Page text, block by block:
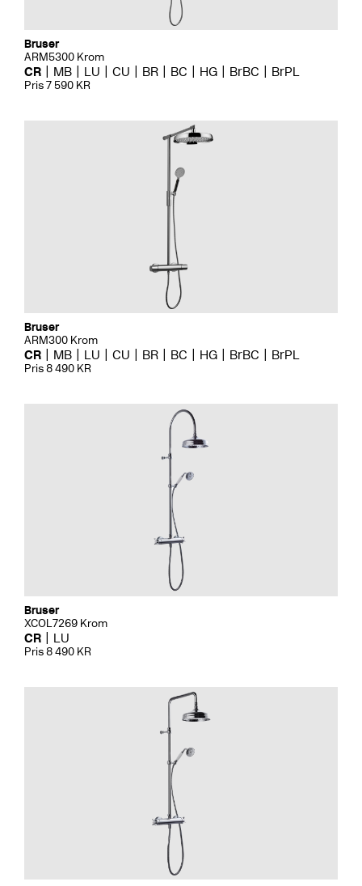
Bruser
ARM5300 Krom
CR MB LU CU BR BC HG BrBC BrPL
Pris 7 590 KR
Bruser
ARM300 Krom
CR MB LU CU BR BC HG BrBC BrPL
Pris 8 490 KR
Bruser
XCOL7269 Krom
CR LU
Pris 8 490 KR